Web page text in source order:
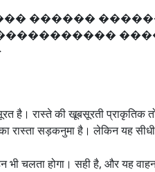
�� ������ �����
���������� ���
है। रास्ते की खूबसूरती प्राकृतिक
सड़कनुमा है। लेकिन यह
भी चलता होगा। सही है, और यह